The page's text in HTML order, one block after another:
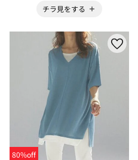
チラ見をする
80%off